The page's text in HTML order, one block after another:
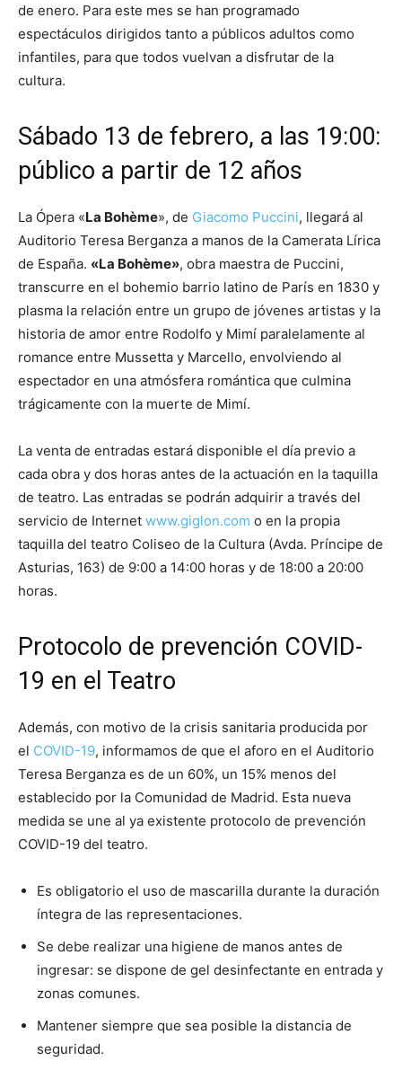
de enero. Para este mes se han programado
espectáculos dirigidos tanto a públicos adultos como
infantiles, para que todos vuelvan a disfrutar de la
cultura.
Sábado 13 de febrero, a las 19:00:
público a partir de 12 años
La Ópera «La Bohème», de Giacomo Puccini, llegará al
Auditorio Teresa Berganza a manos de la Camerata Lírica
de España. «La Bohème», obra maestra de Puccini,
transcurre en el bohemio barrio latino de París en 1830 y
plasma la relación entre un grupo de jóvenes artistas y la
historia de amor entre Rodolfo y Mimí paralelamente al
romance entre Mussetta y Marcello, envolviendo al
espectador en una atmósfera romántica que culmina
trágicamente con la muerte de Mimí.
La venta de entradas estará disponible el día previo a
cada obra y dos horas antes de la actuación en la taquilla
de teatro. Las entradas se podrán adquirir a través del
servicio de Internet www.giglon.com o en la propia
taquilla del teatro Coliseo de la Cultura (Avda. Príncipe de
Asturias, 163) de 9:00 a 14:00 horas y de 18:00 a 20:00
horas.
Protocolo de prevención COVID-
19 en el Teatro
Además, con motivo de la crisis sanitaria producida por
el COVID-19, informamos de que el aforo en el Auditorio
Teresa Berganza es de un 60%, un 15% menos del
establecido por la Comunidad de Madrid. Esta nueva
medida se une al ya existente protocolo de prevención
COVID-19 del teatro.
Es obligatorio el uso de mascarilla durante la duración
íntegra de las representaciones.
Se debe realizar una higiene de manos antes de
ingresar: se dispone de gel desinfectante en entrada y
zonas comunes.
Mantener siempre que sea posible la distancia de
seguridad.